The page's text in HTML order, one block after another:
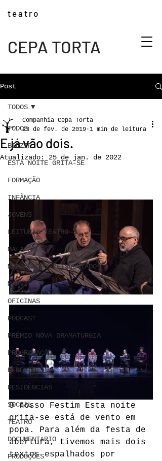
CEPA TORTA
t e a t r o
Post
TODOS
BIPZIP
ESTA NOITE GRITA-SE
FORMAÇÃO
INFÂNCIA
JOVENS
LEITURAS TEATRO
MALACATE
MAPA MUNDO REINVENTADO
MARVILA
OFICINAS
PODCAST
PRÉMIO NOVA DRAMATURGIA
PROGRAMAÇÃO
REBENTO
RESIDÊNCIAS
SOCIAL
TEATRO
DOCUMENTARIO
PRODUÇÕES
TODOS
E já vão dois.
Companhia Cepa Torta
23 de fev. de 2019 1 min de leitura
Atualizado: 25 de jan. de 2022
O nosso Festim Esta noite
grita-se está de vento em
popa. Para além da festa de
abertura, tivemos mais dois
textos espalhados por